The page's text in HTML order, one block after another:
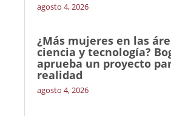
agosto 4, 2026
¿Más mujeres en las
ciencia y tecnología?
aprueba un proyecto
realidad
agosto 4, 2026